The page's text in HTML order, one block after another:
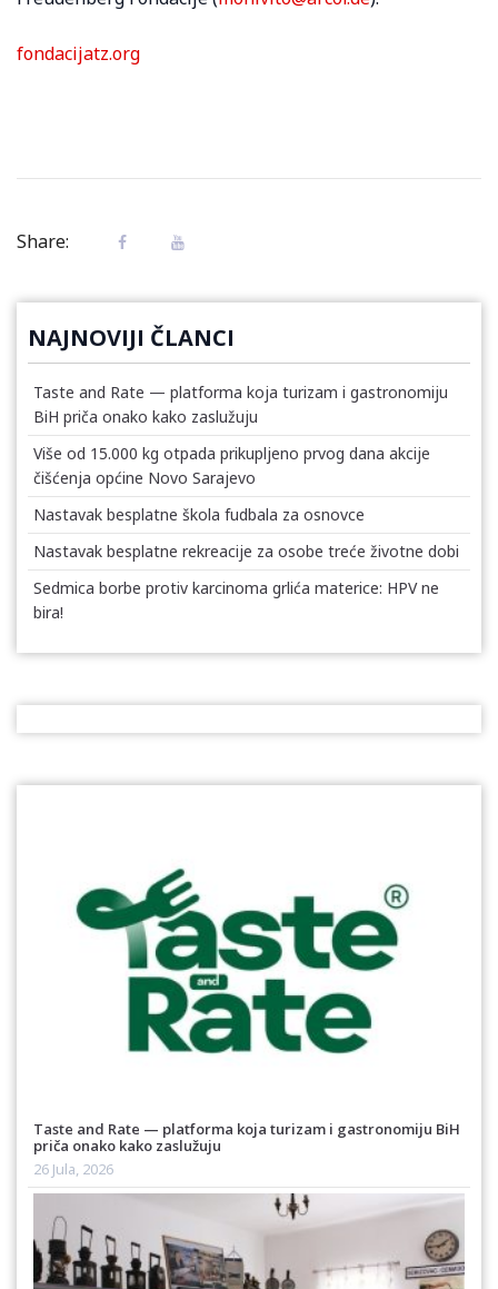
fondacijatz.org
Share:
NAJNOVIJI ČLANCI
Taste and Rate — platforma koja turizam i gastronomiju
BiH priča onako kako zaslužuju
Više od 15.000 kg otpada prikupljeno prvog dana akcije
čišćenja općine Novo Sarajevo
Nastavak besplatne škola fudbala za osnovce
Nastavak besplatne rekreacije za osobe treće životne dobi
Sedmica borbe protiv karcinoma grlića materice: HPV ne
bira!
Taste and Rate — platforma koja turizam i gastronomiju BiH
priča onako kako zaslužuju
26 Jula, 2026